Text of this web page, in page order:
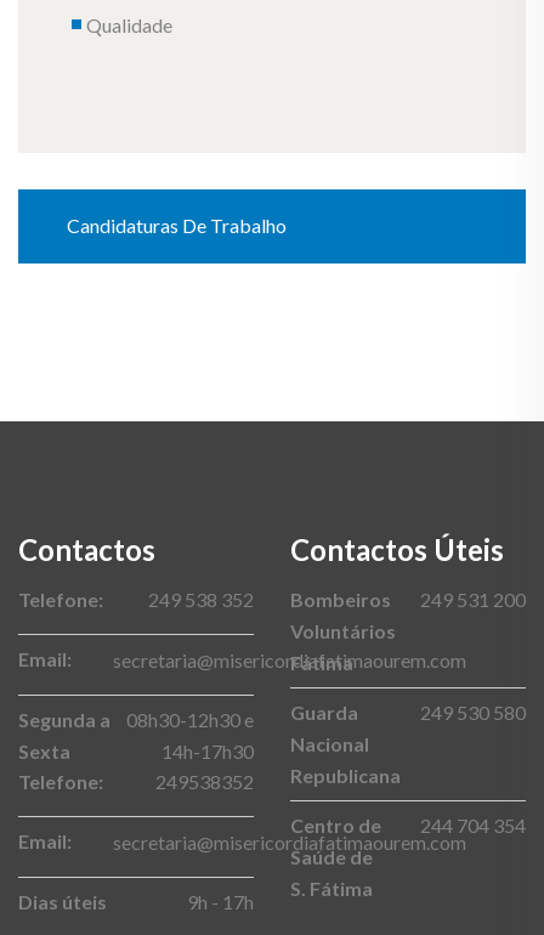
Qualidade
Candidaturas De Trabalho
Contactos
Telefone: 249 538 352
Email: secretaria@misericordiafatimaourem.com
Segunda a
Sexta
08h30-12h30 e
14h-17h30
Telefone:
249538352
Email: secretaria@misericordiafatimaourem.com
Dias úteis 9h - 17h
Contactos Úteis
Bombeiros
Voluntários
Fátima
249 531 200
Guarda
Nacional
Republicana
249 530 580
Centro de
Saúde de
S. Fátima
244 704 354